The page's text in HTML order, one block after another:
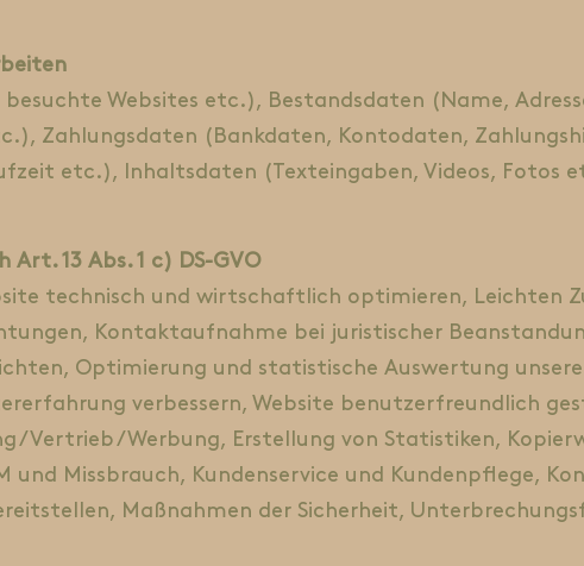
Websites etc.), Bestandsdaten (Name,
Zahlungsdaten (Bankdaten, Kontodaten,
etc.), Inhaltsdaten (Texteingaben, Videos, Fotos
13 Abs. 1 c) DS-GVO
technisch und wirtschaftlich optimieren, Leichten
Kontaktaufnahme bei juristischer
Optimierung und statistische Auswertung
verbessern, Website benutzerfreundlich
/ Vertrieb / Werbung, Erstellung von Statistiken,
und Missbrauch, Kundenservice und Kundenpflege,
Maßnahmen der Sicherheit,